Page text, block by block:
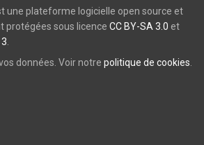
une plateforme logicielle open source et
protégées sous licence CC BY-SA 3.0 et
données. Voir notre politique de cookies